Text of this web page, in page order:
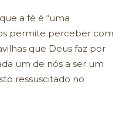
a fé é “uma
permite perceber com
que Deus faz por
um de nós a ser um
ressuscitado no